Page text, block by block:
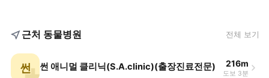
근처 동물병원 전체 보기
썬 썬 애니멀 클리닉(S.A.clinic)(출장진료전문) 216m
도보 3분